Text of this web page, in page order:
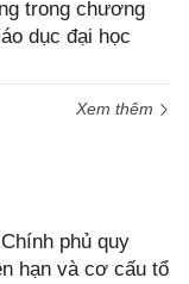
trong chương
dục đại học
Xem thêm
phủ quy
hạn và cơ cấu tổ